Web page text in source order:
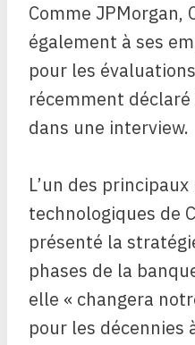
Comme JPMorgan,
également à ses
pour les
récemment
dans une interview.
L’un des
technologiques de
présenté la
phases de la
elle « changera
pour les décennies